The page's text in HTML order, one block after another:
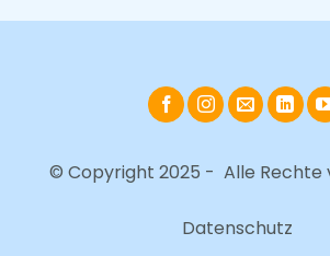
© Copyright 2025 - Alle Rechte
Datenschutz